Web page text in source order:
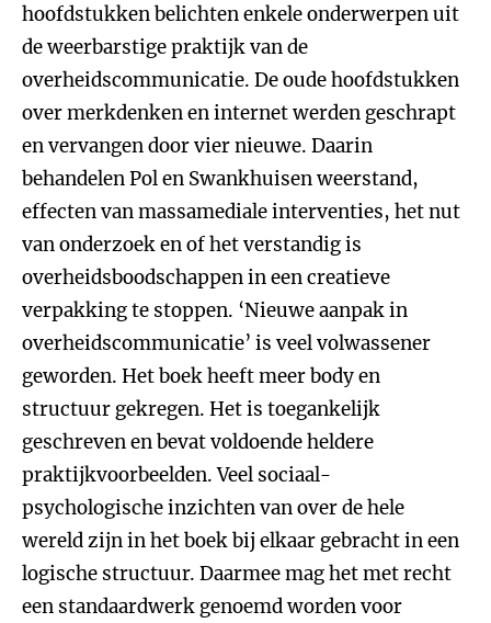
hoofdstukken belichten enkele onderwerpen uit
de weerbarstige praktijk van de
overheidscommunicatie. De oude hoofdstukken
over merkdenken en internet werden geschrapt
en vervangen door vier nieuwe. Daarin
behandelen Pol en Swankhuisen weerstand,
effecten van massamediale interventies, het nut
van onderzoek en of het verstandig is
overheidsboodschappen in een creatieve
verpakking te stoppen. ‘Nieuwe aanpak in
overheidscommunicatie’ is veel volwassener
geworden. Het boek heeft meer body en
structuur gekregen. Het is toegankelijk
geschreven en bevat voldoende heldere
praktijkvoorbeelden. Veel sociaal-
psychologische inzichten van over de hele
wereld zijn in het boek bij elkaar gebracht in een
logische structuur. Daarmee mag het met recht
een standaardwerk genoemd worden voor